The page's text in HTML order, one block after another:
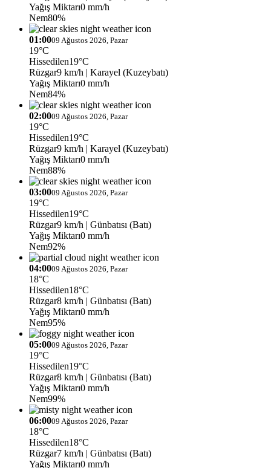
Yağış Miktarı0 mm/h
Nem80%
01:0009 Ağustos 2026, Pazar
19°C
Hissedilen19°C
Rüzgar9 km/h | Karayel (Kuzeybatı)
Yağış Miktarı0 mm/h
Nem84%
02:0009 Ağustos 2026, Pazar
19°C
Hissedilen19°C
Rüzgar9 km/h | Karayel (Kuzeybatı)
Yağış Miktarı0 mm/h
Nem88%
03:0009 Ağustos 2026, Pazar
19°C
Hissedilen19°C
Rüzgar9 km/h | Günbatısı (Batı)
Yağış Miktarı0 mm/h
Nem92%
04:0009 Ağustos 2026, Pazar
18°C
Hissedilen18°C
Rüzgar8 km/h | Günbatısı (Batı)
Yağış Miktarı0 mm/h
Nem95%
05:0009 Ağustos 2026, Pazar
19°C
Hissedilen19°C
Rüzgar8 km/h | Günbatısı (Batı)
Yağış Miktarı0 mm/h
Nem99%
06:0009 Ağustos 2026, Pazar
18°C
Hissedilen18°C
Rüzgar7 km/h | Günbatısı (Batı)
Yağış Miktarı0 mm/h